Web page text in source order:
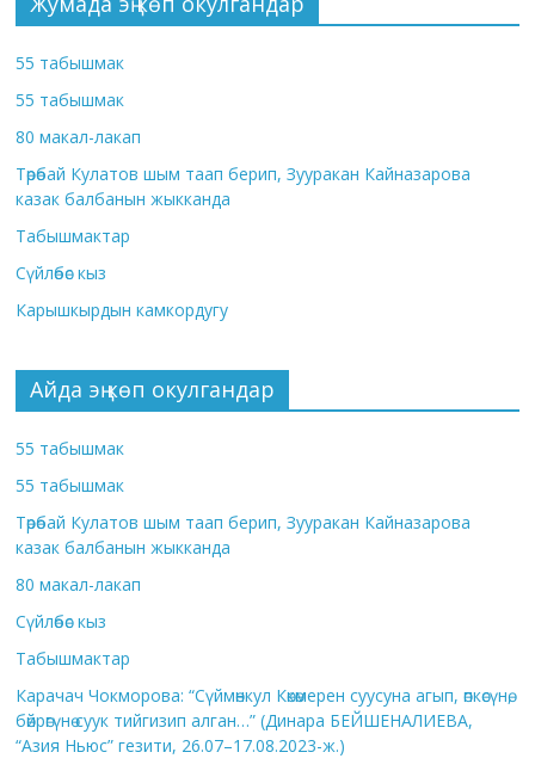
55 табышмак
55 табышмак
80 макал-лакап
Төрөбай Кулатов шым таап берип, Зууракан Кайназарова
казак балбанын жыкканда
Табышмактар
Сүйлөбөс кыз
Карышкырдын камкордугу
Айда эң көп окулгандар
55 табышмак
55 табышмак
Төрөбай Кулатов шым таап берип, Зууракан Кайназарова
казак балбанын жыкканда
80 макал-лакап
Сүйлөбөс кыз
Табышмактар
Карачач Чокморова: “Сүймөнкул Көкөмерен суусуна агып, өпкөсүнө,
бөйрөгүнө суук тийгизип алган…” (Динара БЕЙШЕНАЛИЕВА,
“Азия Ньюс” гезити, 26.07–17.08.2023-ж.)